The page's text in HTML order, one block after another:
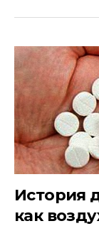
История
как